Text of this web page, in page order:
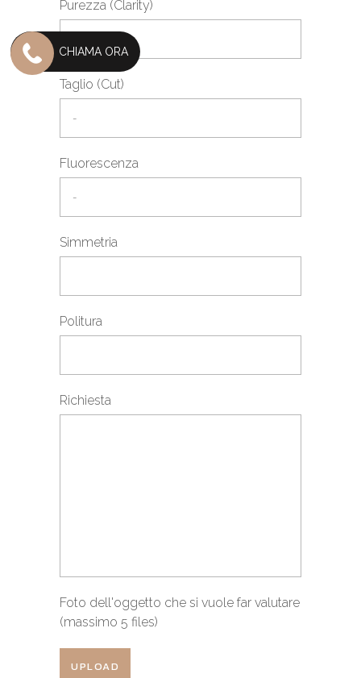
Purezza (Clarity)
Taglio (Cut)
Fluorescenza
Simmetria
Politura
Richiesta
Foto dell'oggetto che si vuole far valutare
(massimo 5 files)
CHIAMA ORA